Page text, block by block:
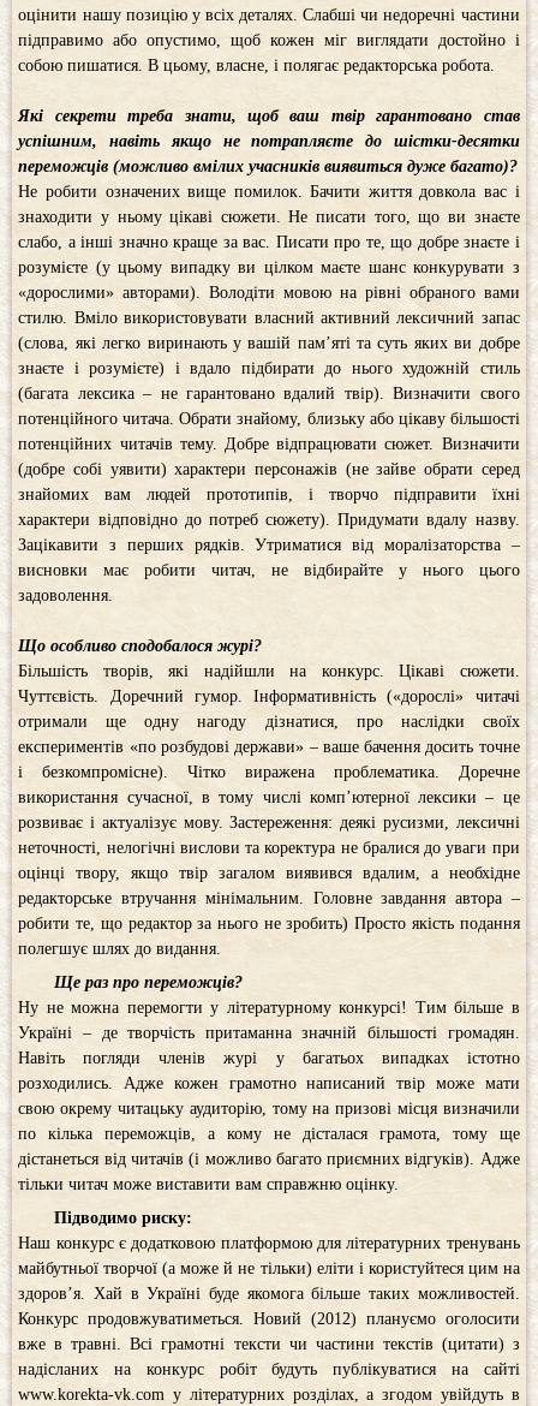
оцінити нашу позицію у всіх деталях. Слабші чи недоречні частини
підправимо або опустимо, щоб кожен міг виглядати достойно і
собою пишатися. В цьому, власне, і полягає редакторська робота.
Які секрети треба знати, щоб ваш твір гарантовано став
успішним, навіть якщо не потрапляєте до шістки-десятки
переможців (можливо вмілих учасників виявиться дуже багато)?
Не робити означених вище помилок. Бачити життя довкола вас і
знаходити у ньому цікаві сюжети. Не писати того, що ви знаєте
слабо, а інші значно краще за вас. Писати про те, що добре знаєте і
розумієте (у цьому випадку ви цілком маєте шанс конкурувати з
«дорослими» авторами). Володіти мовою на рівні обраного вами
стилю. Вміло використовувати власний активний лексичний запас
(слова, які легко виринають у вашій пам’яті та суть яких ви добре
знаєте і розумієте) і вдало підбирати до нього художній стиль
(багата лексика – не гарантовано вдалий твір). Визначити свого
потенційного читача. Обрати знайому, близьку або цікаву більшості
потенційних читачів тему. Добре відпрацювати сюжет. Визначити
(добре собі уявити) характери персонажів (не зайве обрати серед
знайомих вам людей прототипів, і творчо підправити їхні
характери відповідно до потреб сюжету). Придумати вдалу назву.
Зацікавити з перших рядків. Утриматися від моралізаторства –
висновки має робити читач, не відбирайте у нього цього
задоволення.
Що особливо сподобалося журі?
Більшість творів, які надійшли на конкурс. Цікаві сюжети.
Чуттєвість. Доречний гумор. Інформативність («дорослі» читачі
отримали ще одну нагоду дізнатися, про наслідки своїх
експериментів «по розбудові держави» – ваше бачення досить точне
і безкомпромісне). Чітко виражена проблематика. Доречне
використання сучасної, в тому числі комп’ютерної лексики – це
розвиває і актуалізує мову. Застереження: деякі русизми, лексичні
неточності, нелогічні вислови та коректура не бралися до уваги при
оцінці твору, якщо твір загалом виявився вдалим, а необхідне
редакторське втручання мінімальним. Головне завдання автора –
робити те, що редактор за нього не зробить) Просто якість подання
полегшує шлях до видання.
Ще раз про переможців?
Ну не можна перемогти у літературному конкурсі! Тим більше в
Україні – де творчість притаманна значній більшості громадян.
Навіть погляди членів журі у багатьох випадках істотно
розходились. Адже кожен грамотно написаний твір може мати
свою окрему читацьку аудиторію, тому на призові місця визначили
по кілька переможців, а кому не дісталася грамота, тому ще
дістанеться від читачів (і можливо багато приємних відгуків). Адже
тільки читач може виставити вам справжню оцінку.
Підводимо риску:
Наш конкурс є додатковою платформою для літературних тренувань
майбутньої творчої (а може й не тільки) еліти і користуйтеся цим на
здоров’я. Хай в Україні буде якомога більше таких можливостей.
Конкурс продовжуватиметься. Новий (2012) плануємо оголосити
вже в травні. Всі грамотні тексти чи частини текстів (цитати) з
надісланих на конкурс робіт будуть публікуватися на сайті
www.korekta-vk.com у літературних розділах, а згодом увійдуть в